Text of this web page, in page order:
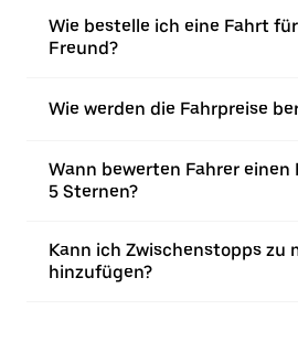
Wie bestelle ich eine Fahrt
Freund?
Wie werden die Fahrpreise
Wann bewerten Fahrer einen
5 Sternen?
Kann ich Zwischenstopps zu
hinzufügen?